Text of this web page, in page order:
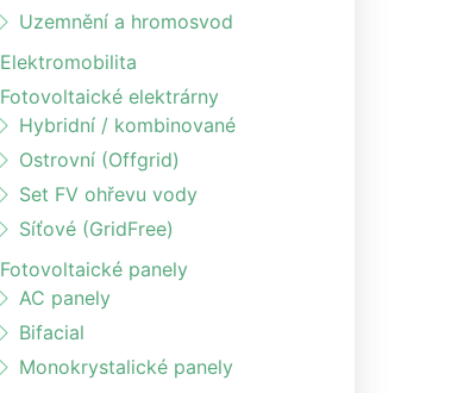
Uzemnění a hromosvod
Elektromobilita
Fotovoltaické elektrárny
Hybridní / kombinované
Ostrovní (Offgrid)
Set FV ohřevu vody
Síťové (GridFree)
Fotovoltaické panely
AC panely
Bifacial
Monokrystalické panely